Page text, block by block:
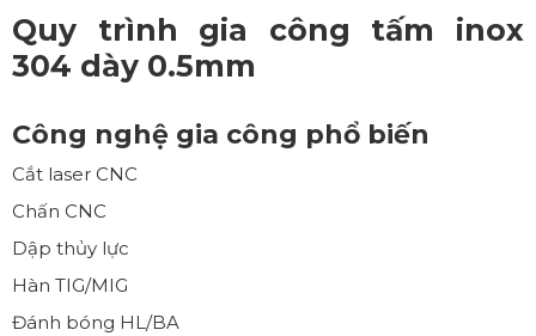
Quy trình gia công tấm inox
304 dày 0.5mm
Công nghệ gia công phổ biến
Cắt laser CNC
Chấn CNC
Dập thủy lực
Hàn TIG/MIG
Đánh bóng HL/BA